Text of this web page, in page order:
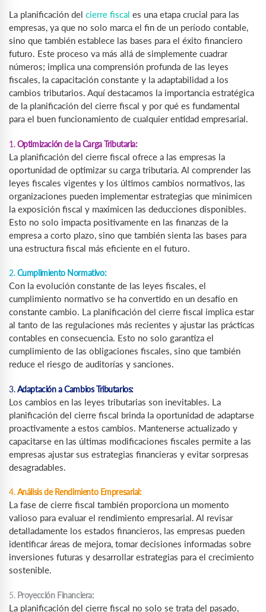
La planificación del cierre fiscal es una etapa crucial para las
empresas, ya que no solo marca el fin de un período contable,
sino que también establece las bases para el éxito financiero
futuro. Este proceso va más allá de simplemente cuadrar
números; implica una comprensión profunda de las leyes
fiscales, la capacitación constante y la adaptabilidad a los
cambios tributarios. Aquí destacamos la importancia estratégica
de la planificación del cierre fiscal y por qué es fundamental
para el buen funcionamiento de cualquier entidad empresarial.
1.Optimización de la Carga Tributaria:
La planificación del cierre fiscal ofrece a las empresas la
oportunidad de optimizar su carga tributaria. Al comprender las
leyes fiscales vigentes y los últimos cambios normativos, las
organizaciones pueden implementar estrategias que minimicen
la exposición fiscal y maximicen las deducciones disponibles.
Esto no solo impacta positivamente en las finanzas de la
empresa a corto plazo, sino que también sienta las bases para
una estructura fiscal más eficiente en el futuro.
2.Cumplimiento Normativo:
Con la evolución constante de las leyes fiscales, el
cumplimiento normativo se ha convertido en un desafío en
constante cambio. La planificación del cierre fiscal implica estar
al tanto de las regulaciones más recientes y ajustar las prácticas
contables en consecuencia. Esto no solo garantiza el
cumplimiento de las obligaciones fiscales, sino que también
reduce el riesgo de auditorías y sanciones.
3.Adaptación a Cambios Tributarios:
Los cambios en las leyes tributarias son inevitables. La
planificación del cierre fiscal brinda la oportunidad de adaptarse
proactivamente a estos cambios. Mantenerse actualizado y
capacitarse en las últimas modificaciones fiscales permite a las
empresas ajustar sus estrategias financieras y evitar sorpresas
desagradables.
4.Análisis de Rendimiento Empresarial:
La fase de cierre fiscal también proporciona un momento
valioso para evaluar el rendimiento empresarial. Al revisar
detalladamente los estados financieros, las empresas pueden
identificar áreas de mejora, tomar decisiones informadas sobre
inversiones futuras y desarrollar estrategias para el crecimiento
sostenible.
5. Proyección Financiera:
La planificación del cierre fiscal no solo se trata del pasado,